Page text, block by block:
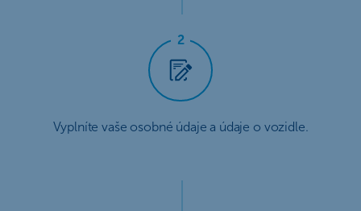
Vyplníte vaše osobné údaje a údaje o vozidle.